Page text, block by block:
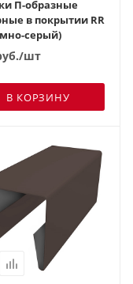
П-образные
в покрытии RR
серый)
/шт
В КОРЗИНУ